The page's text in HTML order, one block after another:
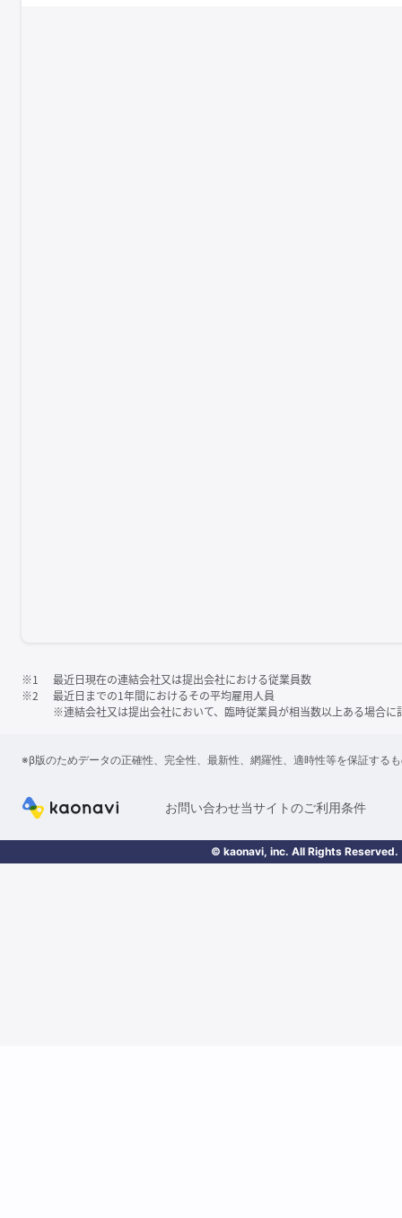
※1
最近日現在の連結会社又は提出会社における従業員数
※2
最近日までの1年間におけるその平均雇用人員
※連結会社又は提出会社において、臨時従業員が相当数以上ある場合に
※β版のためデータの正確性、完全性、最新性、網羅性、適時性等を保証する
お問い合わせ当サイトのご利用条件
© kaonavi, inc. All Rights Reserved.